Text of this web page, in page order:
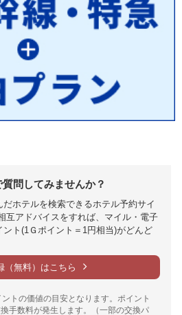
問してみませんか？
ホテルを検索できるホテル予約サイ
互アドバイスをすれば、マイル・電子
ト(1Ｇポイント＝1円相当)がどんど
（無料）はこちら
トの価値の目安となります。ポイント
手数料が発生します。（一部の交換パ